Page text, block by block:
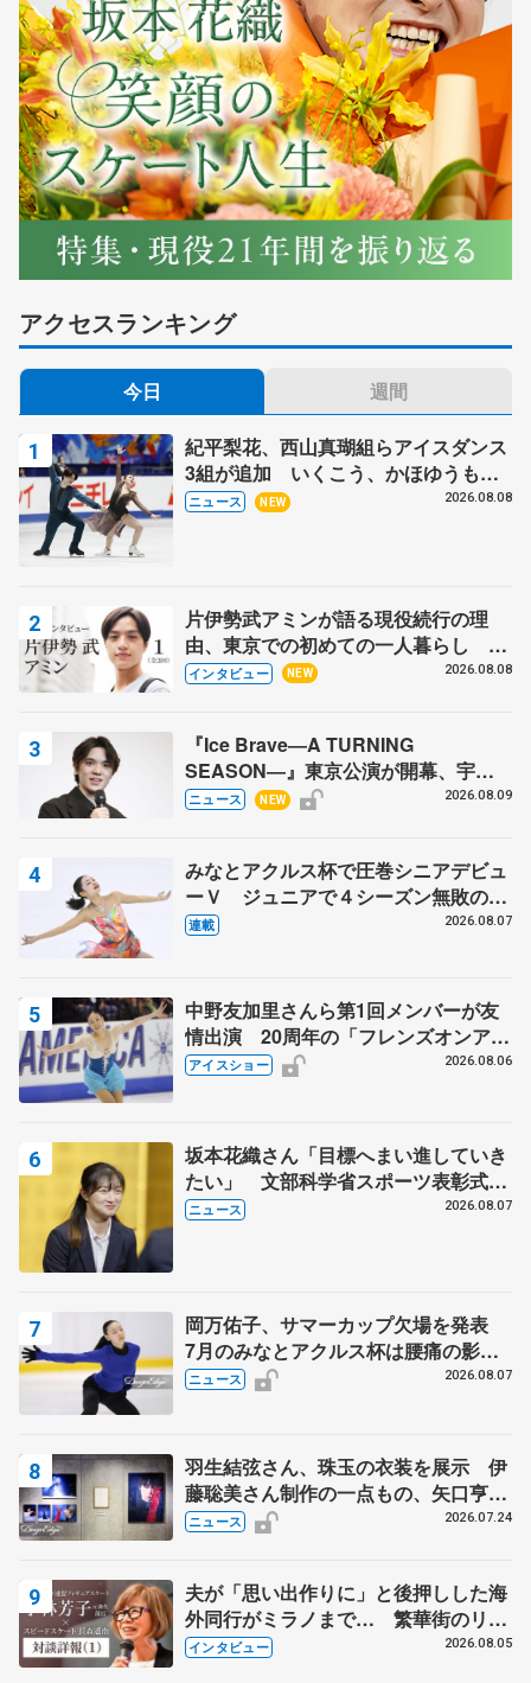
アクセスランキング
今日 週間
紀平梨花、西山真瑚組らアイスダンス
3組が追加 いくこう、かほゆうも、
木下グループ杯
ニュース NEW 2026.08.08
片伊勢武アミンが語る現役続行の理
由、東京での初めての一人暮らし 注
目スケーターの「今」に迫る
インタビュー NEW 2026.08.08
『Ice Brave―A TURNING
SEASON―』東京公演が開幕、宇野
昌磨の『Ice Brave』にかける思いを
ニュース NEW 2026.08.09
みなとアクルス杯で圧巻シニアデビュ
ーＶ ジュニアで４シーズン無敗の島
田麻央
連載 2026.08.07
中野友加里さんら第1回メンバーが友
情出演 20周年の「フレンズオンアイ
ス」 宮本賢二さん、有川梨絵さん、
アイスショー 2026.08.06
坂本花織さん「目標へまい進していき
たい」 文部科学省スポーツ表彰式で
代表謝辞
ニュース 2026.08.07
岡万佑子、サマーカップ欠場を発表
7月のみなとアクルス杯は腰痛の影響
で
ニュース 2026.08.07
羽生結弦さん、珠玉の衣装を展示 伊
藤聡美さん制作の一点もの、矢口亨さ
んが撮影
ニュース 2026.07.24
夫が「思い出作りに」と後押しした海
外同行がミラノまで… 繁華街のリン
クでは不良のお兄さんも味方に 小林
インタビュー 2026.08.05